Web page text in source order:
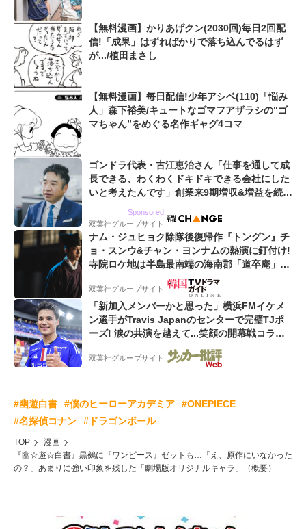
【無料漫画】かりあげクン(2030回)毎日2回配
信!「成果」はずればかりで落ち込んでるはず
が.../植田まさし
【無料漫画】毎日配信!少年アシベ(110)「悩み
人」森下裕美/キュートなゴマフアザラシの“ゴ
マちゃん”をめぐる名作ギャグ4コマ
ゴンドラ代表・古江恵治さん「仕事を通して成
長できる、わくわくドキドキできる会社にした
いと考えたんです」創業来9期増収&増益を続け
Sponsored
双葉社グループサイト
ナム・ジュヒョク除隊後復帰作『トングン』チ
ョ・スンウ&チャン・ヨンナムの熱演に釘付け!
寺院ロケ地は半島最南端の海南郡「道卒庵」
【韓ドラから始める韓国旅行】
双葉社グループサイト
「新加入メンバーかと思った」横浜FMイケメ
ン選手がTravis Japanのセンターで完璧TJポ
ーズ! 涙の共演を越えて...笑顔の開幕戦コラボ
双葉社グループサイト
#幽遊白書 #僕のヒーローアカデミア
#ONEPIECE
#名探偵コナン
#ドラゴンボール
TOP
漫画
『幽☆遊☆白書』黒鵺に『ワンピース』ゼットも…「え、原作にいなかった
の？」あまりに強い印象を残した「劇場版オリジナルキャラ」（概要）